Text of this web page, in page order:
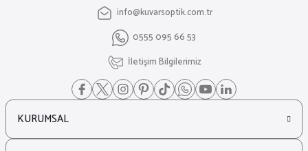
info@kuvarsoptik.com.tr
0555 095 66 53
İletişim Bilgilerimiz
KURUMSAL